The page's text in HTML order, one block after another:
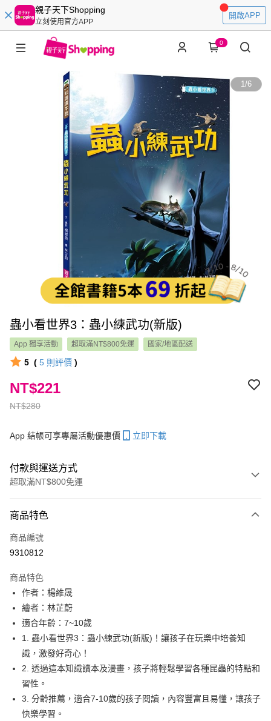
親子天下Shopping
立刻使用官方APP
開啟APP
0
1/6
蟲小看世界3：蟲小練武功(新版)
App 獨享活動 超取滿NT$800免運 國家/地區配送
5 ( 5 則評價 )
NT$280
NT$221
App 結帳可享專屬活動優惠價 立即下載
付款與運送方式
超取滿NT$800免運
信用卡一次付款
LINE Pay
大哥付你分期
相關說明
【大哥付你分期使用說明】
1.本服務由台灣大哥大提供，台灣大哥大用戶可立即使用無須另外申請。
2.付款方式選擇「大哥付你分期」，訂單成立後會自動跳轉到大哥付的交易
流程，驗證手機門號後，選擇欲分期的期數、繳款截止日，確認付款後即完
3.實際核准額度、可分期數及費用金額請依後續交易確認頁面所載為準。
4.訂單成立30分鐘內，如未前往確認交易或遇審核未通過，訂單將自動取
消。如遇「轉專審核」未通過狀況，表示未達大哥付你分期系統評分，恕無
法說明評估內容。
【繳款方式說明】
AFTEE先享後付
相關說明
【關於「AFTEE先享後付」】
AFTEE先享後付是「在收到商品之後才付款」的支付方式。 讓您購物簡單
便利好安心！
１．簡單：不需註冊會員、不需綁卡、不需儲值。
２．便利：只要手機號碼，簡訊認證，即可結帳。
３．安心：先確認商品／服務後，再付款。
ATM付款
運送方式
付款後全家取貨
商品特色
商品編號
9310812
商品特色
作者：楊維晟
繪者：林芷蔚
適合年齡：7~10歲
1. 蟲小看世界3：蟲小練武功(新版)！讓孩子在玩樂中培養知
識，激發好奇心！
2. 透過這本知識讀本及漫畫，孩子將輕鬆學習各種昆蟲的特點和
習性。
3. 分齡推薦，適合7-10歲的孩子閱讀，內容豐富且易懂，讓孩子
快樂學習。